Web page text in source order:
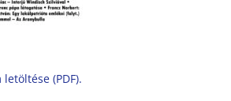
(PDF).